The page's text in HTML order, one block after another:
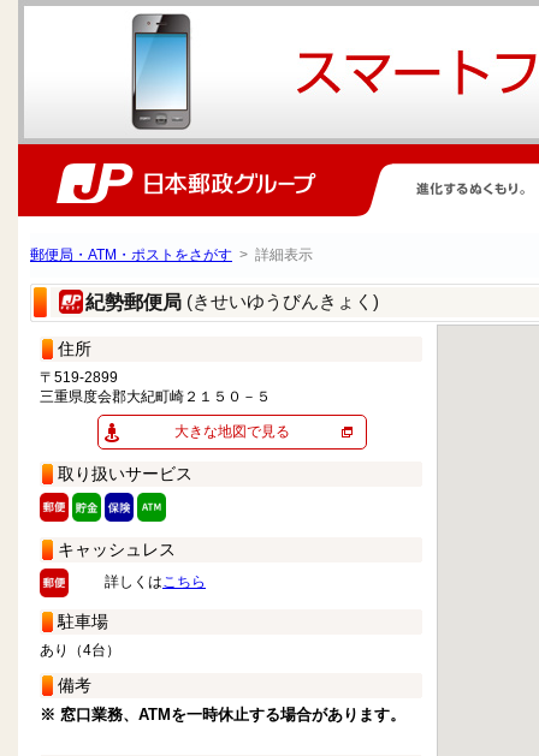
郵便局・ATM・ポストをさがす > 詳細表示
紀勢郵便局 (きせいゆうびんきょく)
住所
〒519-2899
三重県度会郡大紀町崎２１５０－５
大きな地図で見る
取り扱いサービス
キャッシュレス
詳しくはこちら
駐車場
あり（4台）
備考
※ 窓口業務、ATMを一時休止する場合があります。